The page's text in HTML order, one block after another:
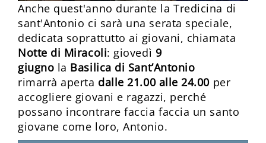
Anche quest'anno durante la Tredicina di
sant'Antonio ci sarà una serata speciale,
dedicata soprattutto ai giovani, chiamata
Notte di Miracoli: giovedì 9
giugno la Basilica di Sant’Antonio
rimarrà aperta dalle 21.00 alle 24.00 per
accogliere giovani e ragazzi, perché
possano incontrare faccia faccia un santo
giovane come loro, Antonio.